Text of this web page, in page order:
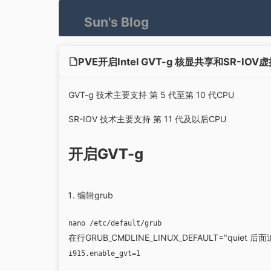
Sun's Blog
PVE开启Intel GVT-g 核显共享和SR-IOV虚
GVT-g 技术主要支持 ‌第 5 代至第 10 代CPU
SR-IOV 技术‌主要支持 第 11 代及以后CPU
开启GVT-g
编辑grub
nano /etc/default/grub
在行GRUB_CMDLINE_LINUX_DEFAULT="quiet 后面
i915.enable_gvt=1